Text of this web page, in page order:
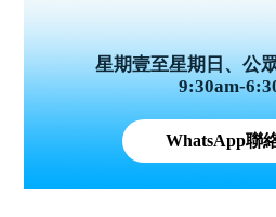
星期壹至星期日、公
9:30am-
WhatsApp聯